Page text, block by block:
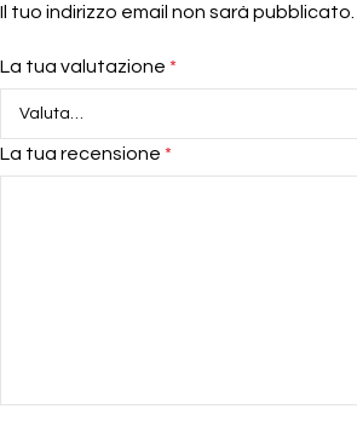
Il tuo indirizzo email non sarà pubblicato.
La tua valutazione *
La tua recensione *